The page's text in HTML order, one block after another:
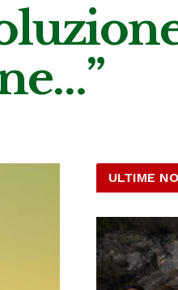
ULTIME